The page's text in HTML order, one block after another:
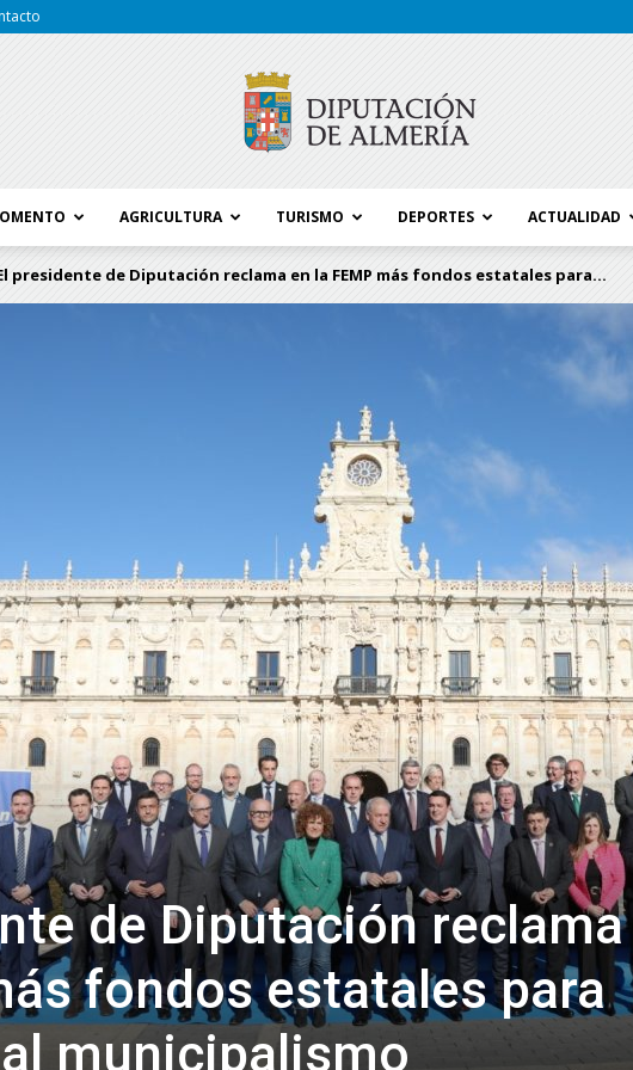
de
Almería
AGRICULTURA TURISMO DEPORTES ACTUALIDAD
presidente de Diputación reclama en la FEMP más fondos estatales para...
de Diputación
fondos estatales para
municipalismo